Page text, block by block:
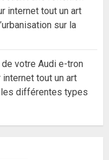
internet tout un art
sur la
votre Audi e-tron
tout un art
les différentes types